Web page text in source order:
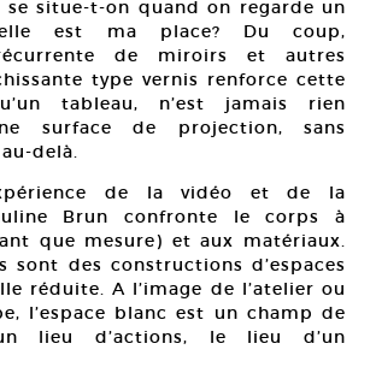
se situe-t-on quand on regarde un
est ma place? Du coup,
de miroirs et autres
type vernis renforce cette
tableau, n’est jamais rien
surface de projection, sans
delà.
de la vidéo et de la
Brun confronte le corps à
que mesure) et aux matériaux.
sont des constructions d’espaces
réduite. A l’image de l’atelier ou
l’espace blanc est un champ de
lieu d’actions, le lieu d’un